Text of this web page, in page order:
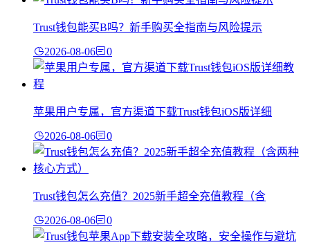
Trust钱包能买B吗？新手购买全指南与风险提示
2026-08-06 0
苹果用户专属，官方渠道下载Trust钱包iOS版详细
2026-08-06 0
Trust钱包怎么充值？2025新手超全充值教程（含
2026-08-06 0